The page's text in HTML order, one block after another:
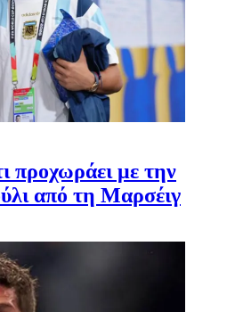
προχωράει με την
από τη Μαρσέιγ